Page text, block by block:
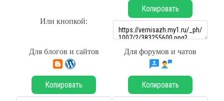
Или кнопкой:
Копировать
Для блогов и сайтов Для форумов и чатов
Копировать Копировать